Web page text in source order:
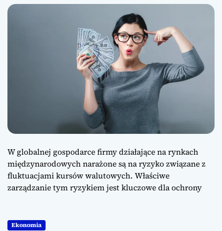
W globalnej gospodarce firmy działające na rynkach
międzynarodowych narażone są na ryzyko związane z
fluktuacjami kursów walutowych. Właściwe
zarządzanie tym ryzykiem jest kluczowe dla ochrony
Ekonomia